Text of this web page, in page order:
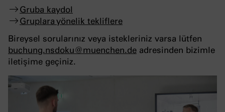
Gruba kaydol
Gruplara yönelik tekliflere
Bireysel sorularınız veya istekleriniz varsa lütfen
buchung.nsdoku@muenchen.de adresinden bizimle
iletişime geçiniz.